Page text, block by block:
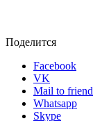
Поделится
Facebook
VK
Mail to friend
Whatsapp
Skype